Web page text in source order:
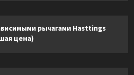
рычагами Hasttings
цена)